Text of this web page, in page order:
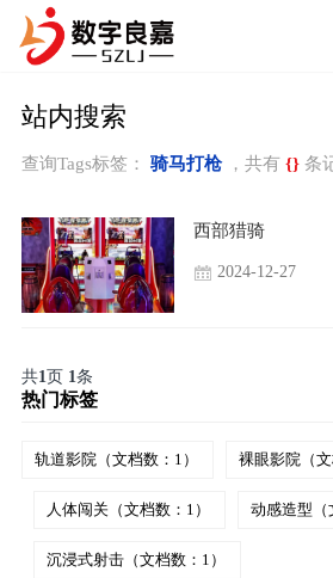
站内搜索
查询Tags标签： 骑马打枪，共有 {}条
西部猎骑
2024-12-27
共1页 1条
热门标签
轨道影院（文档数：1） 裸眼影院（文
人体闯关（文档数：1） 动感造型（
沉浸式射击（文档数：1）